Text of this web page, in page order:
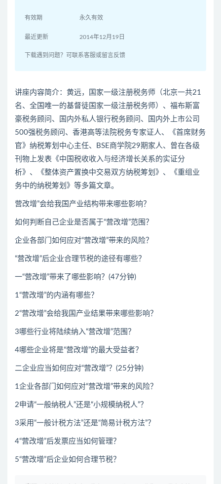
有效期 永久有效
最近更新 2014年12月19日
下载遇到问题？可联系客服或留言反馈
讲座内容简介：黄远，国家一级注册税务师（北京一共21
名、全国唯一的基督徒国家一级注册税务师）、福布斯富
豪税务顾问、国内外私人银行税务顾问、国内外上市公司
500强税务顾问、香港高等法院税务专家证人、《首席财务
官》纳税筹划中心主任、BSE商学院29期家人、曾在各级
刊物上发表《中国税收收入与经济增长关系的实证分
析》、《整体资产置换中交易双方纳税筹划》、《重组业
务中的纳税筹划》等多篇文章。
营改增”会给我国产业结构带来哪些影响？
如何判断自己企业是否属于“营改增”范围？
企业各部门如何应对“营改增”带来的风险？
“营改增”后企业合理节税的途径有哪些？
一“营改增”带来了哪些影响？(47分钟)
1“营改增”的内涵有哪些？
2“营改增”会给我国产业结果带来哪些影响？
3哪些行业将陆续纳入“营改增”范围？
4哪些企业将是“营改增”的最大受益者？
二企业应当如何应对“营改增”？(25分钟)
1企业各部门如何应对“营改增”带来的风险？
2申请“一般纳税人”还是“小规模纳税人”？
3采用“一般计税方法”还是“简易计税方法”？
4“营改增”后发票应当如何管理？
5“营改增”后企业如何合理节税？